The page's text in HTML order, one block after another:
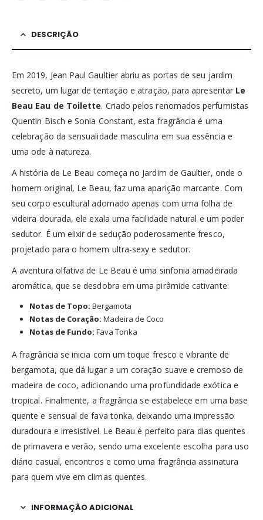
DESCRIÇÃO
Em 2019, Jean Paul Gaultier abriu as portas de seu jardim
secreto, um lugar de tentação e atração, para apresentar Le
Beau Eau de Toilette. Criado pelos renomados perfumistas
Quentin Bisch e Sonia Constant, esta fragrância é uma
celebração da sensualidade masculina em sua essência e
uma ode à natureza.
A história de Le Beau começa no Jardim de Gaultier, onde o
homem original, Le Beau, faz uma aparição marcante. Com
seu corpo escultural adornado apenas com uma folha de
videira dourada, ele exala uma facilidade natural e um poder
sedutor. É um elixir de sedução poderosamente fresco,
projetado para o homem ultra-sexy e sedutor.
A aventura olfativa de Le Beau é uma sinfonia amadeirada
aromática, que se desdobra em uma pirâmide cativante:
Notas de Topo: Bergamota
Notas de Coração: Madeira de Coco
Notas de Fundo: Fava Tonka
A fragrância se inicia com um toque fresco e vibrante de
bergamota, que dá lugar a um coração suave e cremoso de
madeira de coco, adicionando uma profundidade exótica e
tropical. Finalmente, a fragrância se estabelece em uma base
quente e sensual de fava tonka, deixando uma impressão
duradoura e irresistível. Le Beau é perfeito para dias quentes
de primavera e verão, sendo uma excelente escolha para uso
diário casual, encontros e como uma fragrância assinatura
para quem vive em climas quentes.
INFORMAÇÃO ADICIONAL